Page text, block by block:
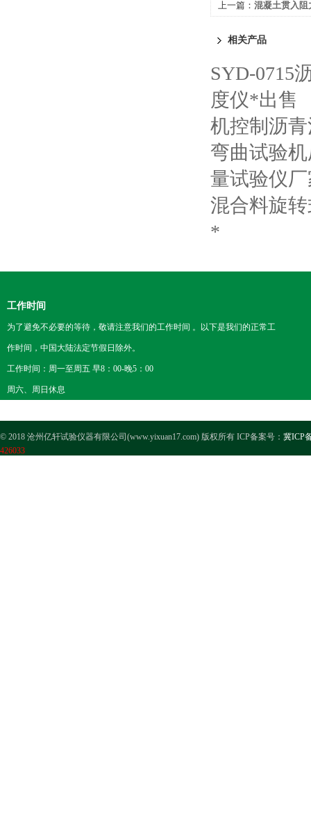
上一篇： 混凝土贯入阻
相关产品
SYD-0715
度仪*出售
机控制沥
弯曲试验
量试验仪
混合料旋
*
工作时间
为了避免不必要的等待，敬请注意我们的工作时间 。以下是我们的正常工
作时间，中国大陆法定节假日除外。
工作时间：周一至周五 早8：00-晚5：00
周六、周日休息
© 2018 沧州亿轩试验仪器有限公司(www.yixuan17.com) 版权所有 ICP备案号： 冀ICP
426033